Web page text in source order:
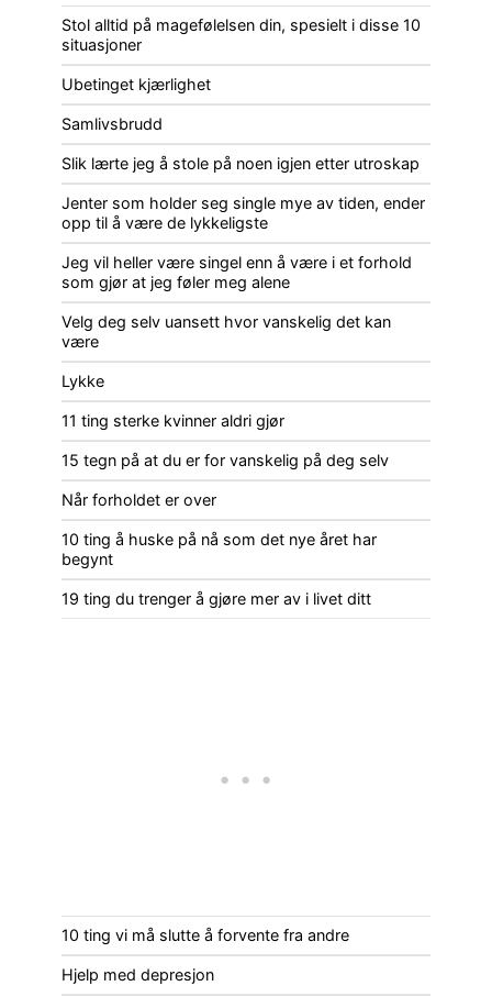
Stol alltid på magefølelsen din, spesielt i disse 10
situasjoner
Ubetinget kjærlighet
Samlivsbrudd
Slik lærte jeg å stole på noen igjen etter utroskap
Jenter som holder seg single mye av tiden, ender
opp til å være de lykkeligste
Jeg vil heller være singel enn å være i et forhold
som gjør at jeg føler meg alene
Velg deg selv uansett hvor vanskelig det kan
være
Lykke
11 ting sterke kvinner aldri gjør
15 tegn på at du er for vanskelig på deg selv
Når forholdet er over
10 ting å huske på nå som det nye året har
begynt
19 ting du trenger å gjøre mer av i livet ditt
10 ting vi må slutte å forvente fra andre
Hjelp med depresjon